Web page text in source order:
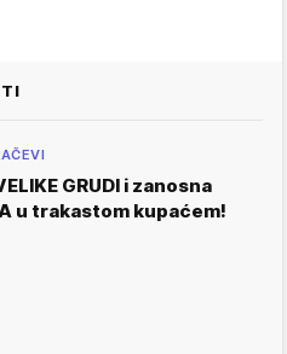
GRUDI i zanosna
u trakastom kupaćem!